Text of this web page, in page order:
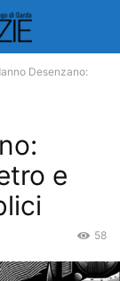
Desenzano:
e
58